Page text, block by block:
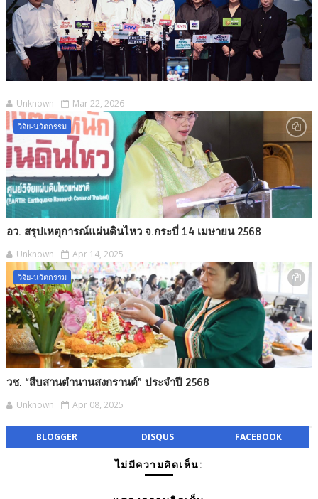
Unknown Mar 22, 2026
วิจัย-นวัตกรรม
อว. สรุปเหตุการณ์แผ่นดินไหว จ.กระบี่ 14 เมษายน 2568
Unknown Apr 14, 2025
วิจัย-นวัตกรรม
วช. “สืบสานตำนานสงกรานต์” ประจำปี 2568
Unknown Apr 08, 2025
BLOGGER DISQUS FACEBOOK
ไม่มีความคิดเห็น: